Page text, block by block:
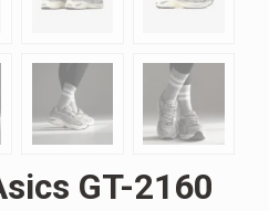
GT-2160